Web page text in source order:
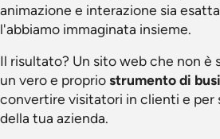
animazione e interazione sia
l'abbiamo immaginata insieme.
Il risultato? Un sito web che non è
un vero e propriostrumento di
convertire visitatori in clienti e per
della tua azienda.